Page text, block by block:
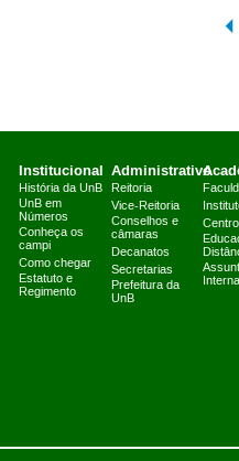
Institucional
História da UnB
UnB em
Números
Conheça os
campi
Como chegar
Estatuto e
Regimento
Administrativo
Reitoria
Vice-Reitoria
Conselhos e
câmaras
Decanatos
Secretarias
Prefeitura da
UnB